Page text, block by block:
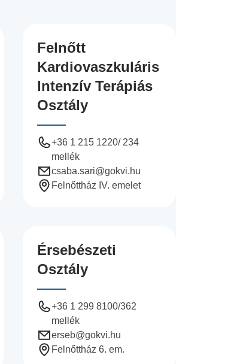
Felnőtt
Kardiovaszkuláris
Intenzív Terápiás
Osztály
+36 1 215 1220/ 234
mellék
csaba.sari@gokvi.hu
Felnőttház IV. emelet
Érsebészeti
Osztály
+36 1 299 8100/362
mellék
erseb@gokvi.hu
Felnőttház 6. em.